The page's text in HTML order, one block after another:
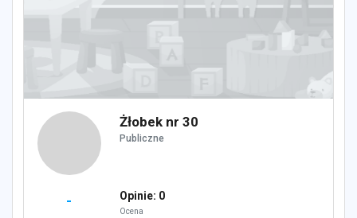
Żłobek nr 30
Publiczne
- Opinie: 0
Ocena